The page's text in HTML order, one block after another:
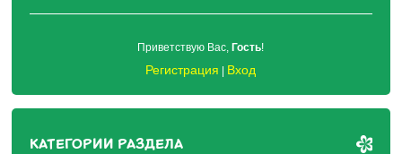
Приветствую Вас, Гость!
Регистрация Вход
КАТЕГОРИИ РАЗДЕЛА